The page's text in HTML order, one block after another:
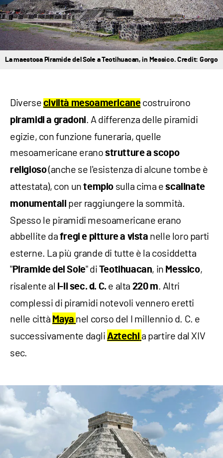
La maestosa Piramide del Sole a Teotihuacan, in Messico. Credit: Gorgo
Diverse civiltà mesoamericanecostruirono
piramidi a gradoni. A differenza delle piramidi
egizie, con funzione funeraria, quelle
mesoamericane eranostrutture a scopo
religioso(anche se l'esistenza di alcune tombe è
attestata), con untempio sulla cima escalinate
monumentali per raggiungere la sommità.
Spesso le piramidi mesoamericane erano
abbellite da fregi e pitture a vista nelle loro parti
esterne. La più grande di tutte è la cosiddetta
"Piramide del Sole" di Teotihuacan, in Messico,
risalente al I-II sec. d. C.e alta 220 m. Altri
complessi di piramidi notevoli vennero eretti
nelle città Maya nel corso del I millennio d. C. e
successivamente dagli Aztechi a partire dal XIV
sec.